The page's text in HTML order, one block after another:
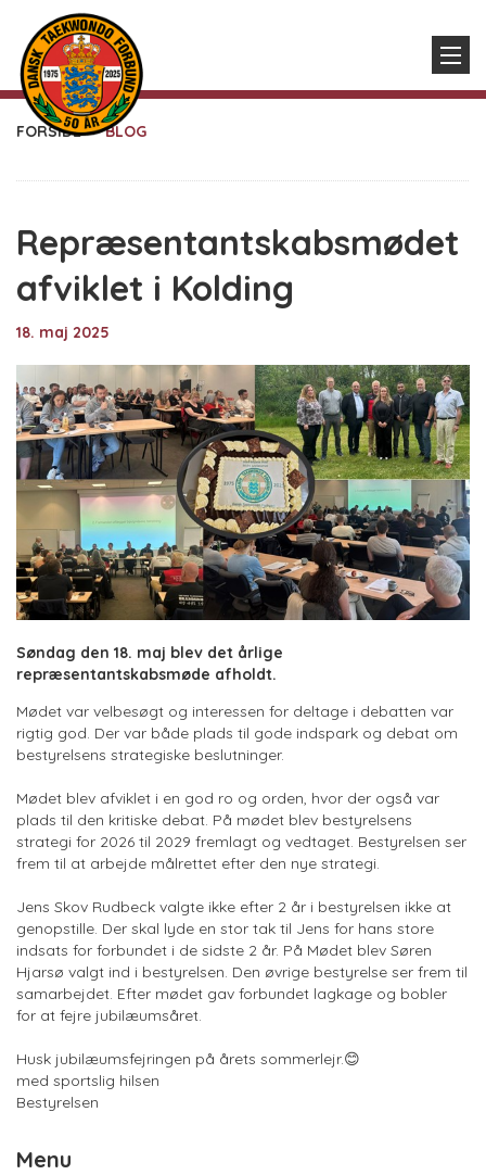
FORSIDE BLOG
Repræsentantskabsmødet
afviklet i Kolding
18. maj 2025
Søndag den 18. maj blev det årlige
repræsentantskabsmøde afholdt.
Mødet var velbesøgt og interessen for deltage i debatten var
rigtig god. Der var både plads til gode indspark og debat om
bestyrelsens strategiske beslutninger.
Mødet blev afviklet i en god ro og orden, hvor der også var
plads til den kritiske debat. På mødet blev bestyrelsens
strategi for 2026 til 2029 fremlagt og vedtaget. Bestyrelsen ser
frem til at arbejde målrettet efter den nye strategi.
Jens Skov Rudbeck valgte ikke efter 2 år i bestyrelsen ikke at
genopstille. Der skal lyde en stor tak til Jens for hans store
indsats for forbundet i de sidste 2 år. På Mødet blev Søren
Hjarsø valgt ind i bestyrelsen. Den øvrige bestyrelse ser frem til
samarbejdet. Efter mødet gav forbundet lagkage og bobler
for at fejre jubilæumsåret.
Husk jubilæumsfejringen på årets sommerlejr.😊
med sportslig hilsen
Bestyrelsen
Menu